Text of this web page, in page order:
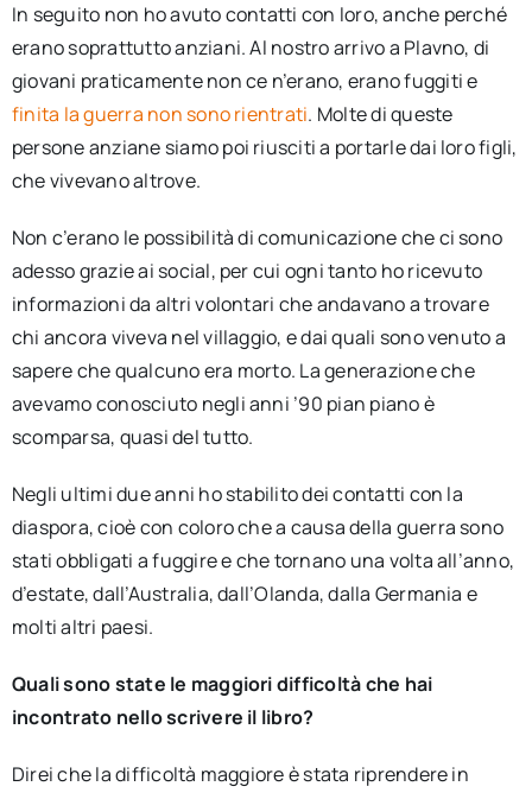
In seguito non ho avuto contatti con loro, anche perché
erano soprattutto anziani. Al nostro arrivo a Plavno, di
giovani praticamente non ce n’erano, erano fuggiti e
finita la guerra non sono rientrati. Molte di queste
persone anziane siamo poi riusciti a portarle dai loro figli,
che vivevano altrove.
Non c’erano le possibilità di comunicazione che ci sono
adesso grazie ai social, per cui ogni tanto ho ricevuto
informazioni da altri volontari che andavano a trovare
chi ancora viveva nel villaggio, e dai quali sono venuto a
sapere che qualcuno era morto. La generazione che
avevamo conosciuto negli anni ’90 pian piano è
scomparsa, quasi del tutto.
Negli ultimi due anni ho stabilito dei contatti con la
diaspora, cioè con coloro che a causa della guerra sono
stati obbligati a fuggire e che tornano una volta all’anno,
d’estate, dall’Australia, dall’Olanda, dalla Germania e
molti altri paesi.
Quali sono state le maggiori difficoltà che hai
incontrato nello scrivere il libro?
Direi che la difficoltà maggiore è stata riprendere in